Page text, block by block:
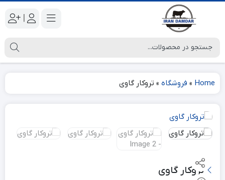
|
Home
» فروشگاه » تروکار گاوی
تروکار گاوی